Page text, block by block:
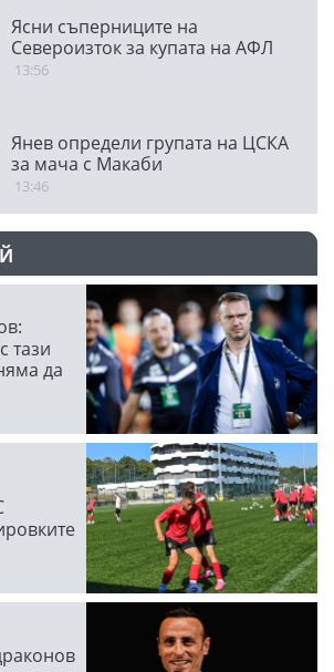
Ясни съперниците на
Североизток за купата на АФЛ
13:56
Янев определи групата на ЦСКА
за мача с Макаби
13:46
тази
да